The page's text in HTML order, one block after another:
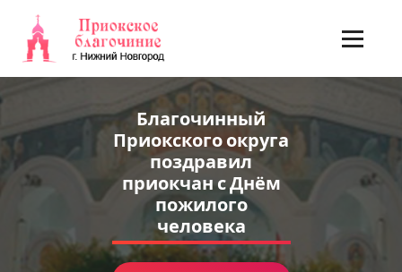
содержимому
Благочинный
Приокского округа
поздравил
приокчан с Днём
пожилого
человека